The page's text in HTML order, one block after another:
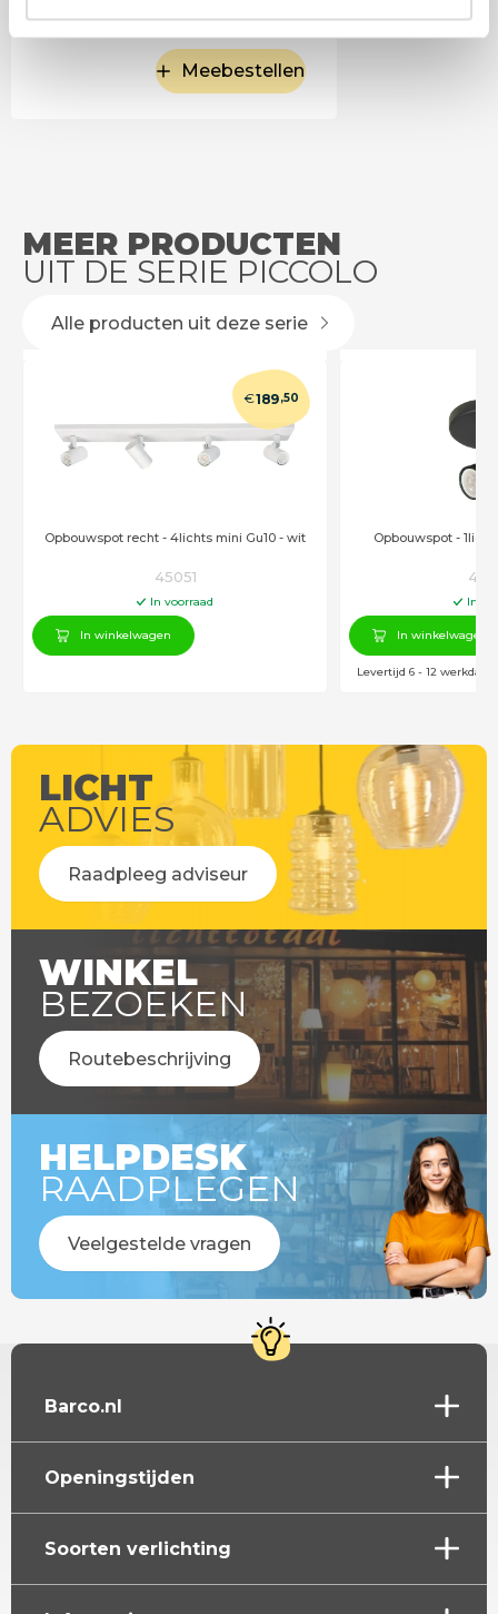
Meebestellen
MEER PRODUCTEN
UIT DE SERIE PICCOLO
Alle producten uit deze serie
Opbouwspot recht - 4lichts mini Gu10 - wit
€189,50
45051
In voorraad
In winkelwagen
Opbouwspot -
In
In winkelwagen
Levertijd 6 - 12
LICHT
ADVIES
Raadpleeg adviseur
WINKEL
BEZOEKEN
Routebeschrijving
HELPDESK
RAADPLEGEN
Veelgestelde vragen
Barco.nl
Openingstijden
Soorten verlichting